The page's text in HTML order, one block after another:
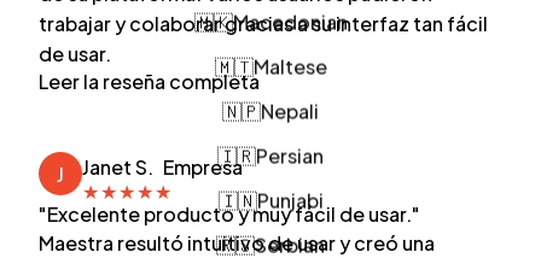
🇲🇰Macedonian
🇲🇹Maltese
🇳🇵Nepali
🇮🇷Persian
🇮🇳Punjabi
🇷🇸Serbian
trabajar y colaborar gracias a su interfaz tan fácil
de usar.
Leer la reseña completa
J Janet S. Empresa
★★★★★
"Excelente producto y muy fácil de usar."
Maestra resultó intuitivo de usar y creó una